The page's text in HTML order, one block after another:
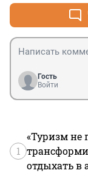
Гость
Войти
1
«Туризм не
отдыхать в